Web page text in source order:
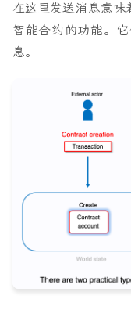
在这里发送消息意味
智能合约的功能。
息。